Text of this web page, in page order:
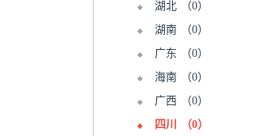
湖北
（0）
湖南
（0）
广东
（0）
海南
（0）
广西
（0）
四川
（0）